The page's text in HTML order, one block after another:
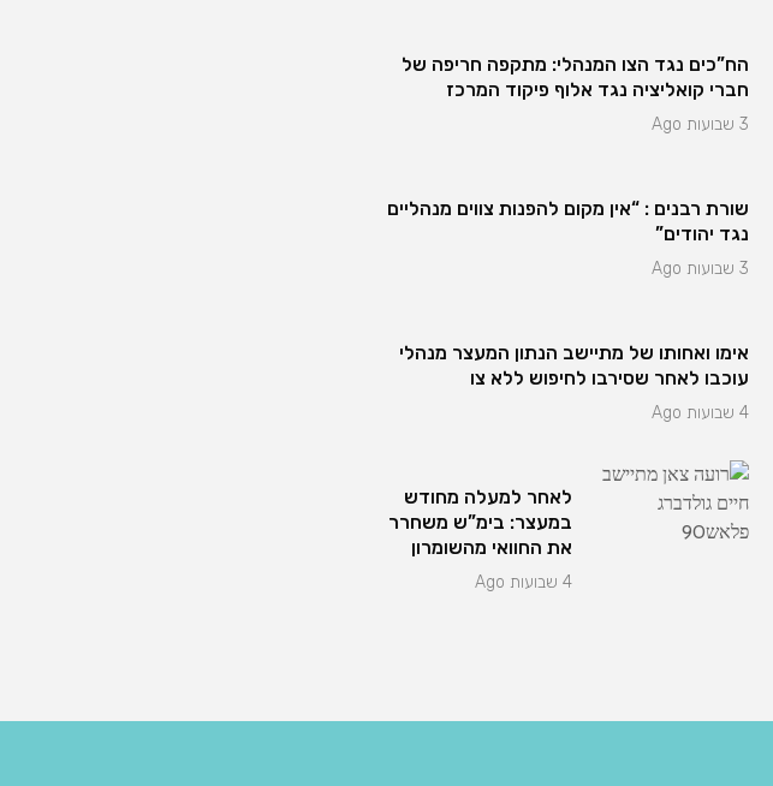
הח”כים נגד הצו המנהלי: מתקפה חריפה של
חברי קואליציה נגד אלוף פיקוד המרכז
3 שבועות Ago
שורת רבנים : “אין מקום להפנות צווים מנהליים
נגד יהודים”
3 שבועות Ago
אימו ואחותו של מתיישב הנתון המעצר מנהלי
עוכבו לאחר שסירבו לחיפוש ללא צו
4 שבועות Ago
לאחר למעלה מחודש
במעצר: בימ”ש משחרר
את החוואי מהשומרון
4 שבועות Ago